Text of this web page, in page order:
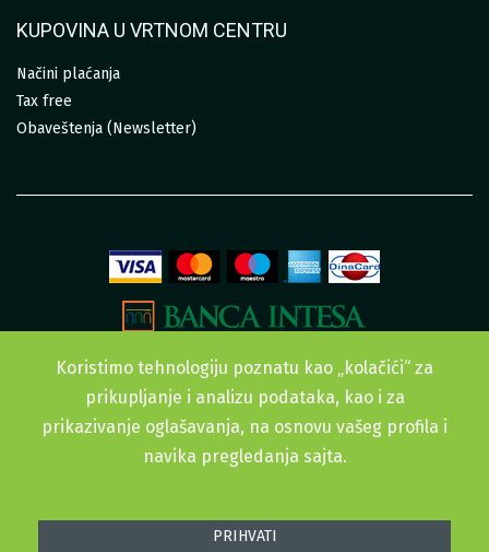
KUPOVINA U VRTNOM CENTRU
Načini plaćanja
Tax free
Obaveštenja (Newsletter)
Sva prava zadržana. © 2015-2022 Urban Garden doo
Koristimo tehnologiju poznatu kao „kolačići“ za
prikupljanje i analizu podataka, kao i za
prikazivanje oglašavanja, na osnovu vašeg profila i
navika pregledanja sajta.
PRIHVATI